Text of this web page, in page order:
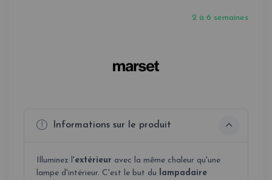
2 à 6 semaines
Informations sur le produit
Illuminez l'extérieur avec la même chaleur qu'une
lampe d'intérieur. C'est le but du
lampadaire